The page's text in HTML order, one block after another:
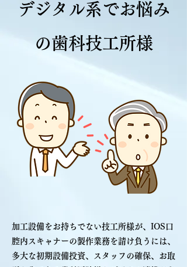
デジタル系でお悩み
の歯科技工所様
加工設備をお持ちでない技工所様が、IOS口
腔内スキャナーの製作業務を請け負うには、
多大な初期設備投資、スタッフの確保、お取